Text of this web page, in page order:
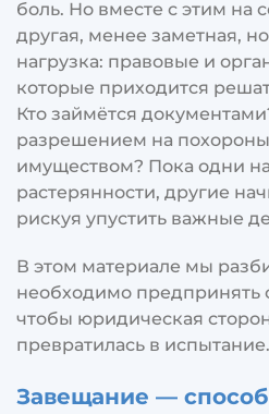
боль. Но вместе с этим на
другая, менее заметная,
нагрузка: правовые и
которые приходится
Кто займётся
разрешением на
имуществом? Пока одни
растерянности, другие
рискуя упустить важные
В этом материале мы
необходимо предпринять
чтобы юридическая
превратилась в испытание.
Завещание —